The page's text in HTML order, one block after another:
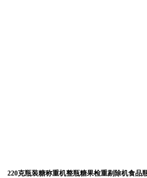
220克瓶装糖称重机整瓶糖果检重剔除机食品